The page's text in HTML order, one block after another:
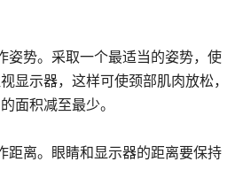
势。采取一个最适当的姿势，使
显示器，这样可使颈部肌肉放松，
面积减至最少。
离。眼睛和显示器的距离要保持